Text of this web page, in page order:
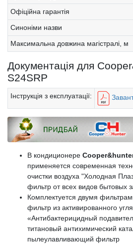
Офіційна гарантія
Синоніми назви
Максимальна довжина магістралі, м
Документація для
S24SRP
Інструкція з експлуатації:
В кондиционере
применяется современная
очистки воздуха "Холодная
фильтр от всех видов бытовых
Комплектуется двумя
фильтр из активированного
«Антибактерицидный
титановый антихимический
пылеулавливающий фильтр